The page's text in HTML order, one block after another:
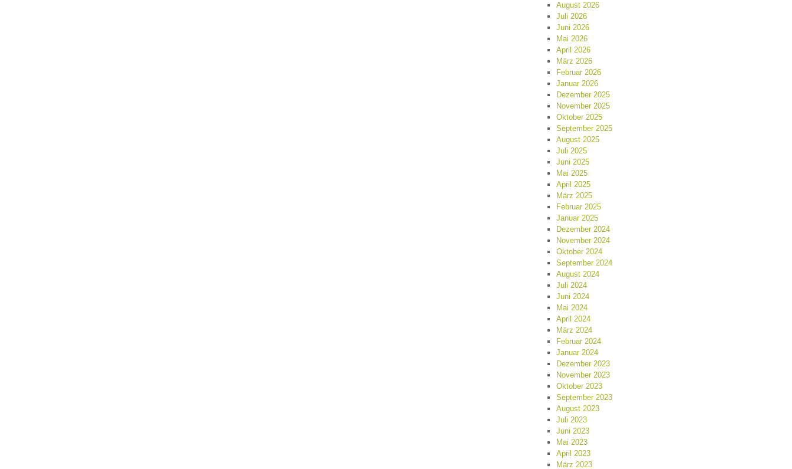
August 2026
Juli 2026
Juni 2026
Mai 2026
April 2026
März 2026
Februar 2026
Januar 2026
Dezember 2025
November 2025
Oktober 2025
September 2025
August 2025
Juli 2025
Juni 2025
Mai 2025
April 2025
März 2025
Februar 2025
Januar 2025
Dezember 2024
November 2024
Oktober 2024
September 2024
August 2024
Juli 2024
Juni 2024
Mai 2024
April 2024
März 2024
Februar 2024
Januar 2024
Dezember 2023
November 2023
Oktober 2023
September 2023
August 2023
Juli 2023
Juni 2023
Mai 2023
April 2023
März 2023